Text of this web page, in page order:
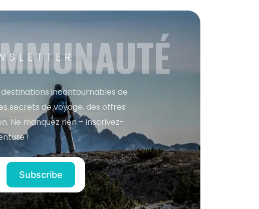
incontournables de
secrets de voyage, des offres
Ne manquez rien – inscrivez-
!